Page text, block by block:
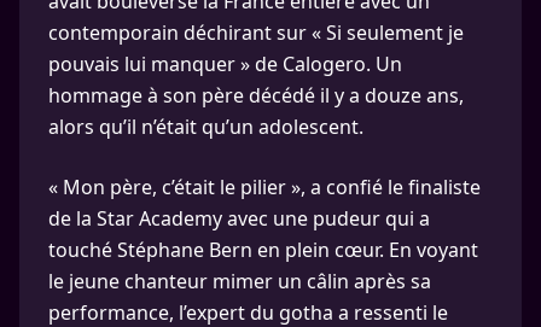
contemporain déchirant sur « Si seulement je
pouvais lui manquer » de Calogero. Un
hommage à son père décédé il y a douze ans,
alors qu’il n’était qu’un adolescent.
« Mon père, c’était le pilier », a confié le finaliste
de la Star Academy avec une pudeur qui a
touché Stéphane Bern en plein cœur. En voyant
le jeune chanteur mimer un câlin après sa
performance, l’expert du gotha a ressenti le